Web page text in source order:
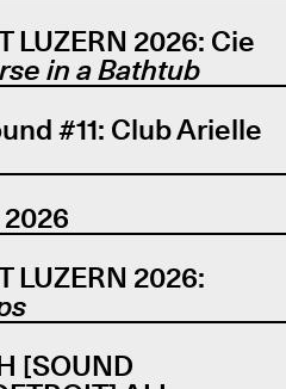
LUZERN 2026: Cie
in a Bathtub
#11: Club Arielle
LUZERN 2026:
[SOUND